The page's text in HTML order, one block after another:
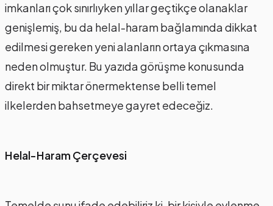
imkanları çok sınırlıyken yıllar geçtikçe olanaklar
genişlemiş, bu da helal-haram bağlamında dikkat
edilmesi gereken yeni alanların ortaya çıkmasına
neden olmuştur. Bu yazıda görüşme konusunda
direkt bir miktar önermektense belli temel
ilkelerden bahsetmeye gayret edeceğiz.
Helal-Haram Çerçevesi